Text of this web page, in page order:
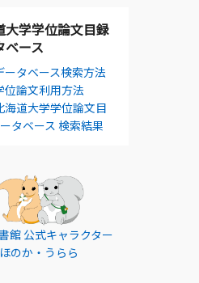
大学学位論文目録
ベース
ータベース検索方法
位論文利用方法
海道大学学位論文目
タベース 検索結果
館 公式キャラクター
ほのか・うらら